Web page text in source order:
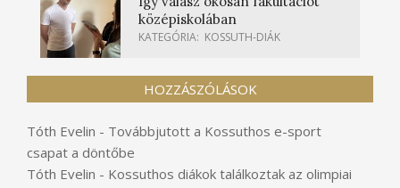
középiskolában
KATEGÓRIA: KOSSUTH-DIÁK
HOZZÁSZÓLÁSOK
Tóth Evelin - Továbbjutott a Kossuthos e-sport
csapat a döntőbe
Tóth Evelin - Kossuthos diákok találkoztak az olimpiai